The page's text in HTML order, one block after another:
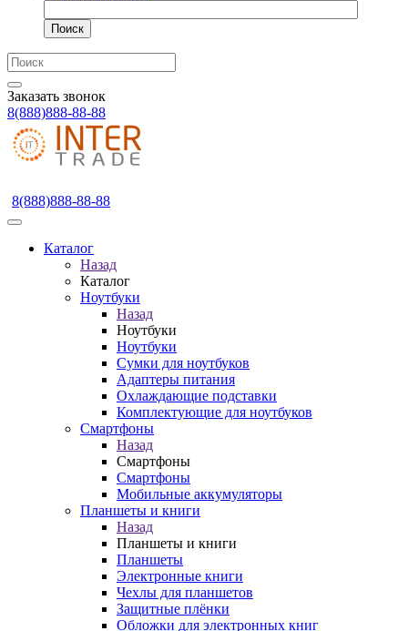
Поиск
Заказать звонок
8(888)888-88-88
8(888)888-88-88
Каталог
Назад
Каталог
Ноутбуки
Назад
Ноутбуки
Ноутбуки
Сумки для ноутбуков
Адаптеры питания
Охлаждающие подставки
Комплектующие для ноутбуков
Смартфоны
Назад
Смартфоны
Смартфоны
Мобильные аккумуляторы
Планшеты и книги
Назад
Планшеты и книги
Планшеты
Электронные книги
Чехлы для планшетов
Защитные плёнки
Обложки для электронных книг